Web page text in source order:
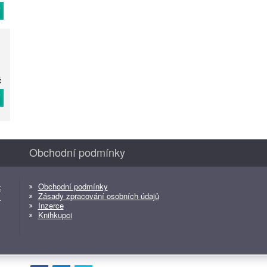
Obchodní podmínky
Obchodní podmínky
Zásady zpracování osobních údajů
Inzerce
Knihkupci